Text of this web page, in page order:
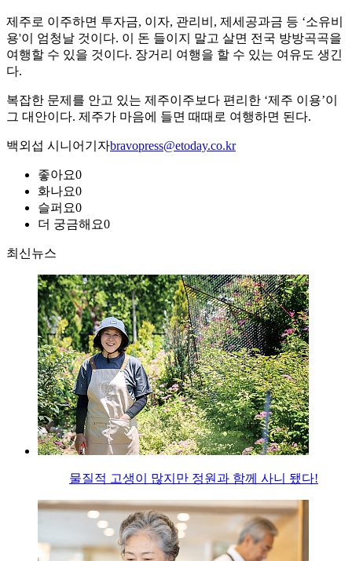
제주로 이주하면 투자금, 이자, 관리비, 제세공과금 등 ‘소유비
용'이 엄청날 것이다. 이 돈 들이지 말고 살면 전국 방방곡곡을
여행할 수 있을 것이다. 장거리 여행을 할 수 있는 여유도 생긴
다.
복잡한 문제를 안고 있는 제주이주보다 편리한 ‘제주 이용’이
그 대안이다. 제주가 마음에 들면 때때로 여행하면 된다.
백외섭 시니어기자bravopress@etoday.co.kr
좋아요0
화나요0
슬퍼요0
더 궁금해요0
최신뉴스
물질적 고생이 많지만 정원과 함께 사니 됐다!